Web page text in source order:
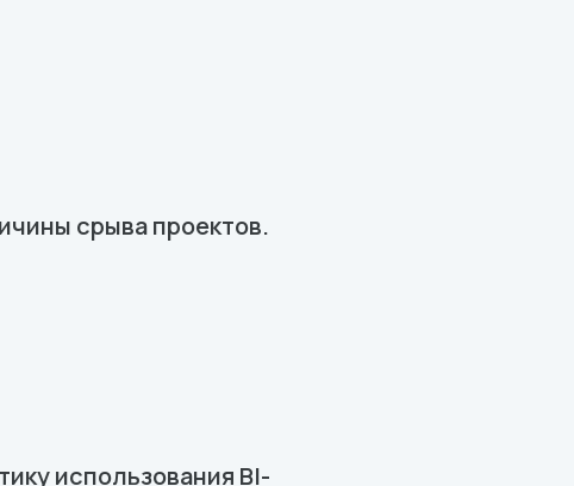
срыва проектов.
использования BI-